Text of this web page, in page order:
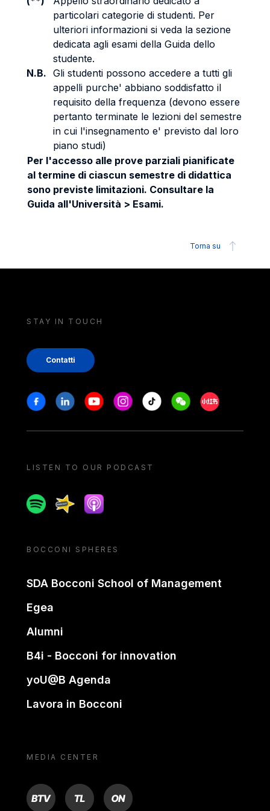
particolari categorie di studenti. Per
ulteriori informazioni si veda la sezione
dedicata agli esami della Guida dello
studente.
N.B. Gli studenti possono accedere a tutti gli
appelli purche' abbiano soddisfatto il
requisito della frequenza (devono essere
pertanto terminate le lezioni del semestre
in cui l'insegnamento e' previsto dal loro
piano studi)
Per l'accesso alle prove parziali pianificate
al termine di ciascun semestre di didattica
sono previste limitazioni. Consultare la
Guida all'Università > Esami.
Torna su
STAY IN TOUCH
Contatti
Stay in touch
FacebookLinkedinYoutubeInstagram
Tiktok WeechatXiaohongshu/
LISTEN TO OUR PODCAST
SpotifySpreakerApple podcast
BOCCONI SPHERES
SDA Bocconi School of Management
Egea
Alumni
B4i - Bocconi for innovation
yoU@B Agenda
Lavora in Bocconi
MEDIA CENTER
BTV TL ON